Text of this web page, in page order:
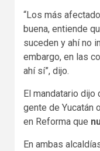
“Los más
buena, entiende
suceden y ahí no
embargo, en las
ahí sí”, dijo.
El mandatario dijo
gente de Yucatán
en Reforma que
En ambas